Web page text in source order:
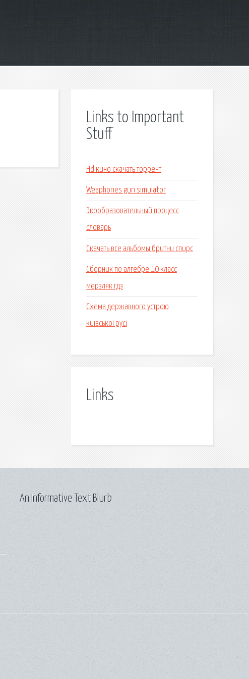
Links to Important
Stuff
Hd кино скачать торрент
Weaphones gun simulator
Экообразовательный процесс
словарь
Скачать все альбомы бритни спирс
Сборник по алгебре 10 класс
мерзляк гдз
Схема державного устрою
київської русі
Links
An Informative Text Blurb